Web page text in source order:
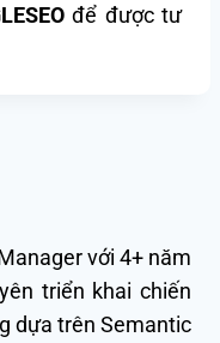
để được tư
với 4+ năm
triển khai chiến
dựa trên Semantic